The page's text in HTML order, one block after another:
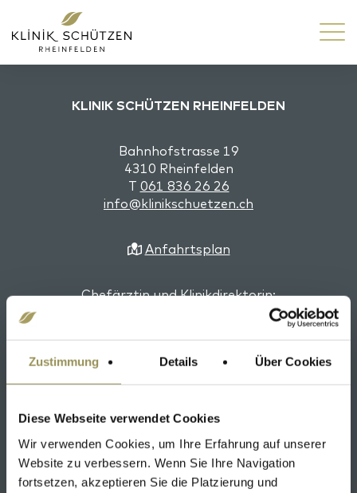
Zustimmung Details Über Cookies
Diese Webseite verwendet Cookies
Wir verwenden Cookies, um Ihre Erfahrung auf unserer
Website zu verbessern. Wenn Sie Ihre Navigation
fortsetzen, akzeptieren Sie die Platzierung und
KLINIK SCHÜTZEN RHEINFELDEN
Bahnhofstrasse 19
4310 Rheinfelden
T 061 836 26 26
info@klinikschuetzen.ch
Anfahrtsplan
Chefärztin und Klinikdirektorin:
Dr. med. Katharina Gessler, EMBA, Fachärztin
Psychiatrie und Psychotherapie FMH, Fachärztin